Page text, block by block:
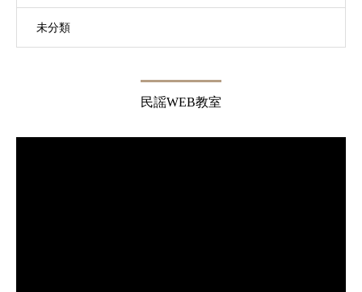
未分類
民謡WEB教室